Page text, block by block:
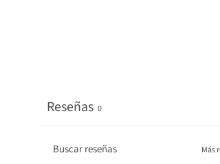
Reseñas 0